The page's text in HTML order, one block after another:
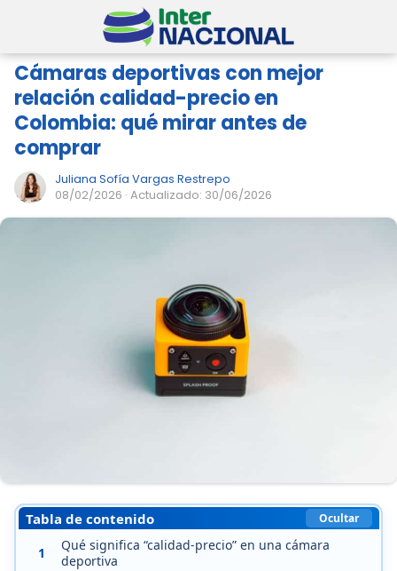
Cámaras deportivas con mejor
relación calidad-precio en
Colombia: qué mirar antes de
comprar
Juliana Sofía Vargas Restrepo
08/02/2026 · Actualizado: 30/06/2026
Tabla de contenido Ocultar
1
Qué significa “calidad-precio” en una cámara
deportiva